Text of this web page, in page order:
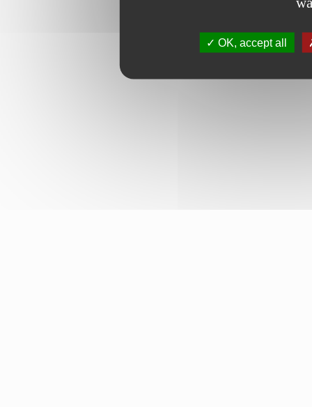
OK, accept all